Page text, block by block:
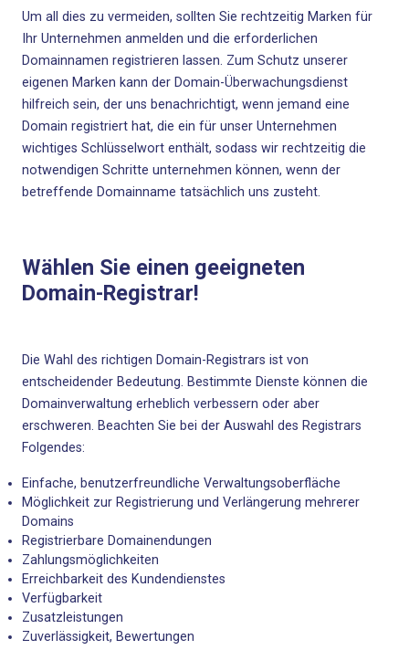
Um all dies zu vermeiden, sollten Sie rechtzeitig Marken für
Ihr Unternehmen anmelden und die erforderlichen
Domainnamen registrieren lassen. Zum Schutz unserer
eigenen Marken kann der Domain-Überwachungsdienst
hilfreich sein, der uns benachrichtigt, wenn jemand eine
Domain registriert hat, die ein für unser Unternehmen
wichtiges Schlüsselwort enthält, sodass wir rechtzeitig die
notwendigen Schritte unternehmen können, wenn der
betreffende Domainname tatsächlich uns zusteht.
Wählen Sie einen geeigneten
Domain-Registrar!
Die Wahl des richtigen Domain-Registrars ist von
entscheidender Bedeutung. Bestimmte Dienste können die
Domainverwaltung erheblich verbessern oder aber
erschweren. Beachten Sie bei der Auswahl des Registrars
Folgendes:
Einfache, benutzerfreundliche Verwaltungsoberfläche
Möglichkeit zur Registrierung und Verlängerung mehrerer
Domains
Registrierbare Domainendungen
Zahlungsmöglichkeiten
Erreichbarkeit des Kundendienstes
Verfügbarkeit
Zusatzleistungen
Zuverlässigkeit, Bewertungen